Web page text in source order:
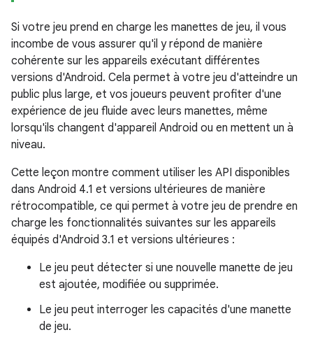
Si votre jeu prend en charge les manettes de jeu, il vous
incombe de vous assurer qu'il y répond de manière
cohérente sur les appareils exécutant différentes
versions d'Android. Cela permet à votre jeu d'atteindre un
public plus large, et vos joueurs peuvent profiter d'une
expérience de jeu fluide avec leurs manettes, même
lorsqu'ils changent d'appareil Android ou en mettent un à
niveau.
Cette leçon montre comment utiliser les API disponibles
dans Android 4.1 et versions ultérieures de manière
rétrocompatible, ce qui permet à votre jeu de prendre en
charge les fonctionnalités suivantes sur les appareils
équipés d'Android 3.1 et versions ultérieures :
Le jeu peut détecter si une nouvelle manette de jeu
est ajoutée, modifiée ou supprimée.
Le jeu peut interroger les capacités d'une manette
de jeu.